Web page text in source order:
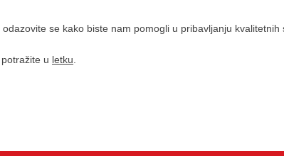
se kako biste nam pomogli u pribavljanju kvalitetnih
u letku